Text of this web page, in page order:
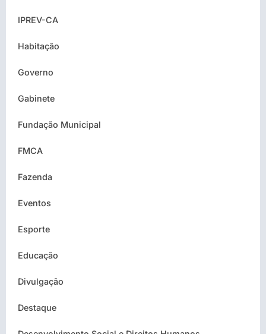
IPREV-CA
Habitação
Governo
Gabinete
Fundação Municipal
FMCA
Fazenda
Eventos
Esporte
Educação
Divulgação
Destaque